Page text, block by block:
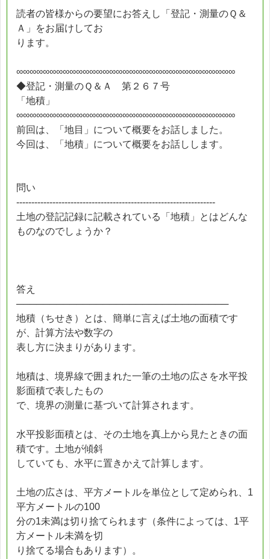
読者の皆様からの要望にお答えし「登記・測量のＱ＆
Ａ」をお届けしてお
ります。
∞∞∞∞∞∞∞∞∞∞∞∞∞∞∞∞∞∞∞∞∞∞∞∞∞∞∞∞∞∞∞∞∞
◆登記・測量のＱ＆Ａ 第２６７号
「地積」
∞∞∞∞∞∞∞∞∞∞∞∞∞∞∞∞∞∞∞∞∞∞∞∞∞∞∞∞∞∞∞∞∞
前回は、「地目」について概要をお話しました。
今回は、「地積」について概要をお話しします。
問い
------------------------------------------------------------------
土地の登記記録に記載されている「地積」とはどんな
ものなのでしょうか？
答え
────────────────────────────────
地積（ちせき）とは、簡単に言えば土地の面積です
が、計算方法や数字の
表し方に決まりがあります。
地積は、境界線で囲まれた一筆の土地の広さを水平投
影面積で表したもの
で、境界の測量に基づいて計算されます。
水平投影面積とは、その土地を真上から見たときの面
積です。土地が傾斜
していても、水平に置きかえて計算します。
土地の広さは、平方メートルを単位として定められ、1
平方メートルの100
分の1未満は切り捨てられます（条件によっては、1平
方メートル未満を切
り捨てる場合もあります）。